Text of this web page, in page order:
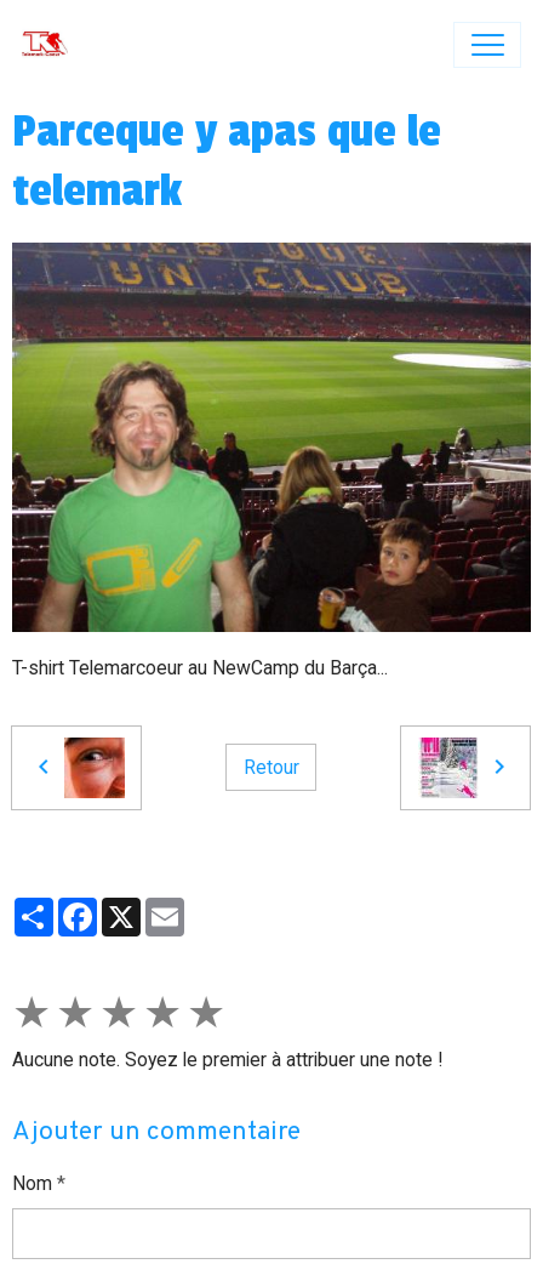
Parceque y apas que le
telemark
T-shirt Telemarcoeur au NewCamp du Barça...
Retour
PartagerFacebook
X
★ ★ ★ ★ ★
Aucune note. Soyez le premier à attribuer une note !
Ajouter un commentaire
Nom